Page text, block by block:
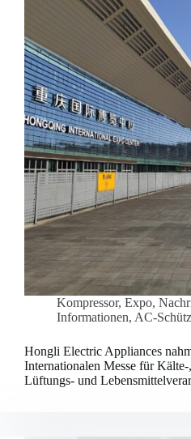
Kompressor, Expo,
Informationen, AC-
Hongli Electric Appliances
Internationalen Messe für
Lüftungs- und